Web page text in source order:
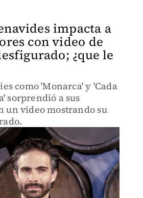
impacta a
con video de
¿que le
como 'Monarca' y 'Cada
sorprendió a sus
un video mostrando su